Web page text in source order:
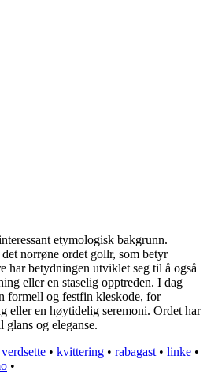
etymologisk bakgrunn.
norrøne ordet gollr, som betyr
har betydningen utviklet seg til å også
eller en staselig opptreden. I dag
formell og festfin kleskode, for
eller en høytidelig seremoni. Ordet har
glans og eleganse.
verdsette • kvittering • rabagast • linke •
•